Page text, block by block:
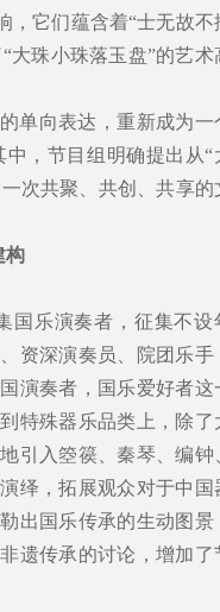
，它们蕴含着“士无故不
大珠小珠落玉盘”的艺术
单向表达，重新成为一
，节目组明确提出从“
次共聚、共创、共享的
构
国乐演奏者，征集不设
资深演奏员、院团乐手
演奏者，国乐爱好者这
特殊器乐品类上，除了
引入箜篌、秦琴、编钟
绎，拓展观众对于中国
出国乐传承的生动图景
遗传承的讨论，增加了